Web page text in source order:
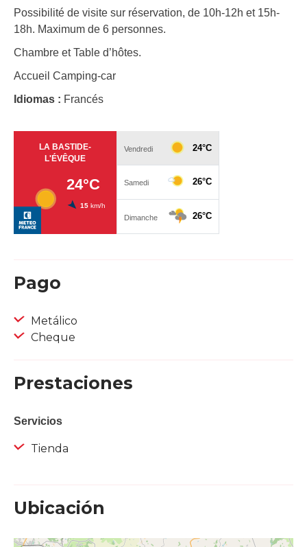
Possibilité de visite sur réservation, de 10h-12h et 15h-
18h. Maximum de 6 personnes.
Chambre et Table d’hôtes.
Accueil Camping-car
Idiomas : Francés
Pago
Metálico
Cheque
Prestaciones
Servicios
Tienda
Ubicación